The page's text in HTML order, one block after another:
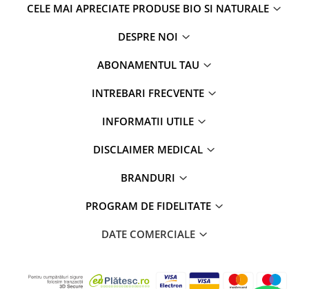
CELE MAI APRECIATE PRODUSE BIO SI NATURALE
DESPRE NOI
ABONAMENTUL TAU
INTREBARI FRECVENTE
INFORMATII UTILE
DISCLAIMER MEDICAL
BRANDURI
PROGRAM DE FIDELITATE
DATE COMERCIALE